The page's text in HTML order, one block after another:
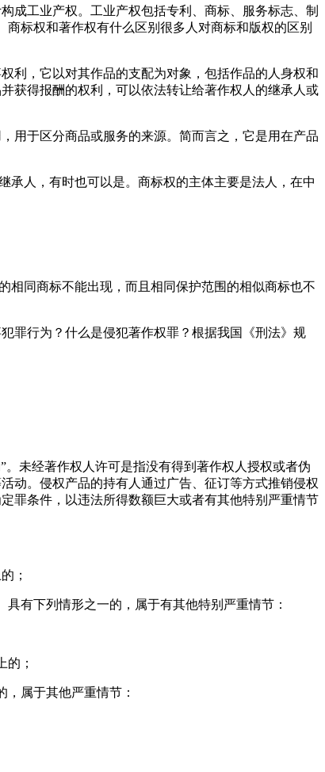
成工业产权。工业产权包括专利、商标、服务标志、制
标权和著作权有什么区别很多人对商标和版权的区别
利，它以对其作品的支配为对象，包括作品的人身权和
获得报酬的权利，可以依法转让给著作权人的继承人或
用于区分商品或服务的来源。简而言之，它是用在产品
承人，有时也可以是。商标权的主体主要是法人，在中
相同商标不能出现，而且相同保护范围的相似商标也不
罪行为？什么是侵犯著作权罪？根据我国《刑法》规
未经著作权人许可是指没有得到著作权人授权或者伪
动。侵权产品的持有人通过广告、征订等方式推销侵权
罪条件，以违法所得数额巨大或者有其他特别严重情节
；
有下列情形之一的，属于有其他特别严重情节：
的；
属于其他严重情节：